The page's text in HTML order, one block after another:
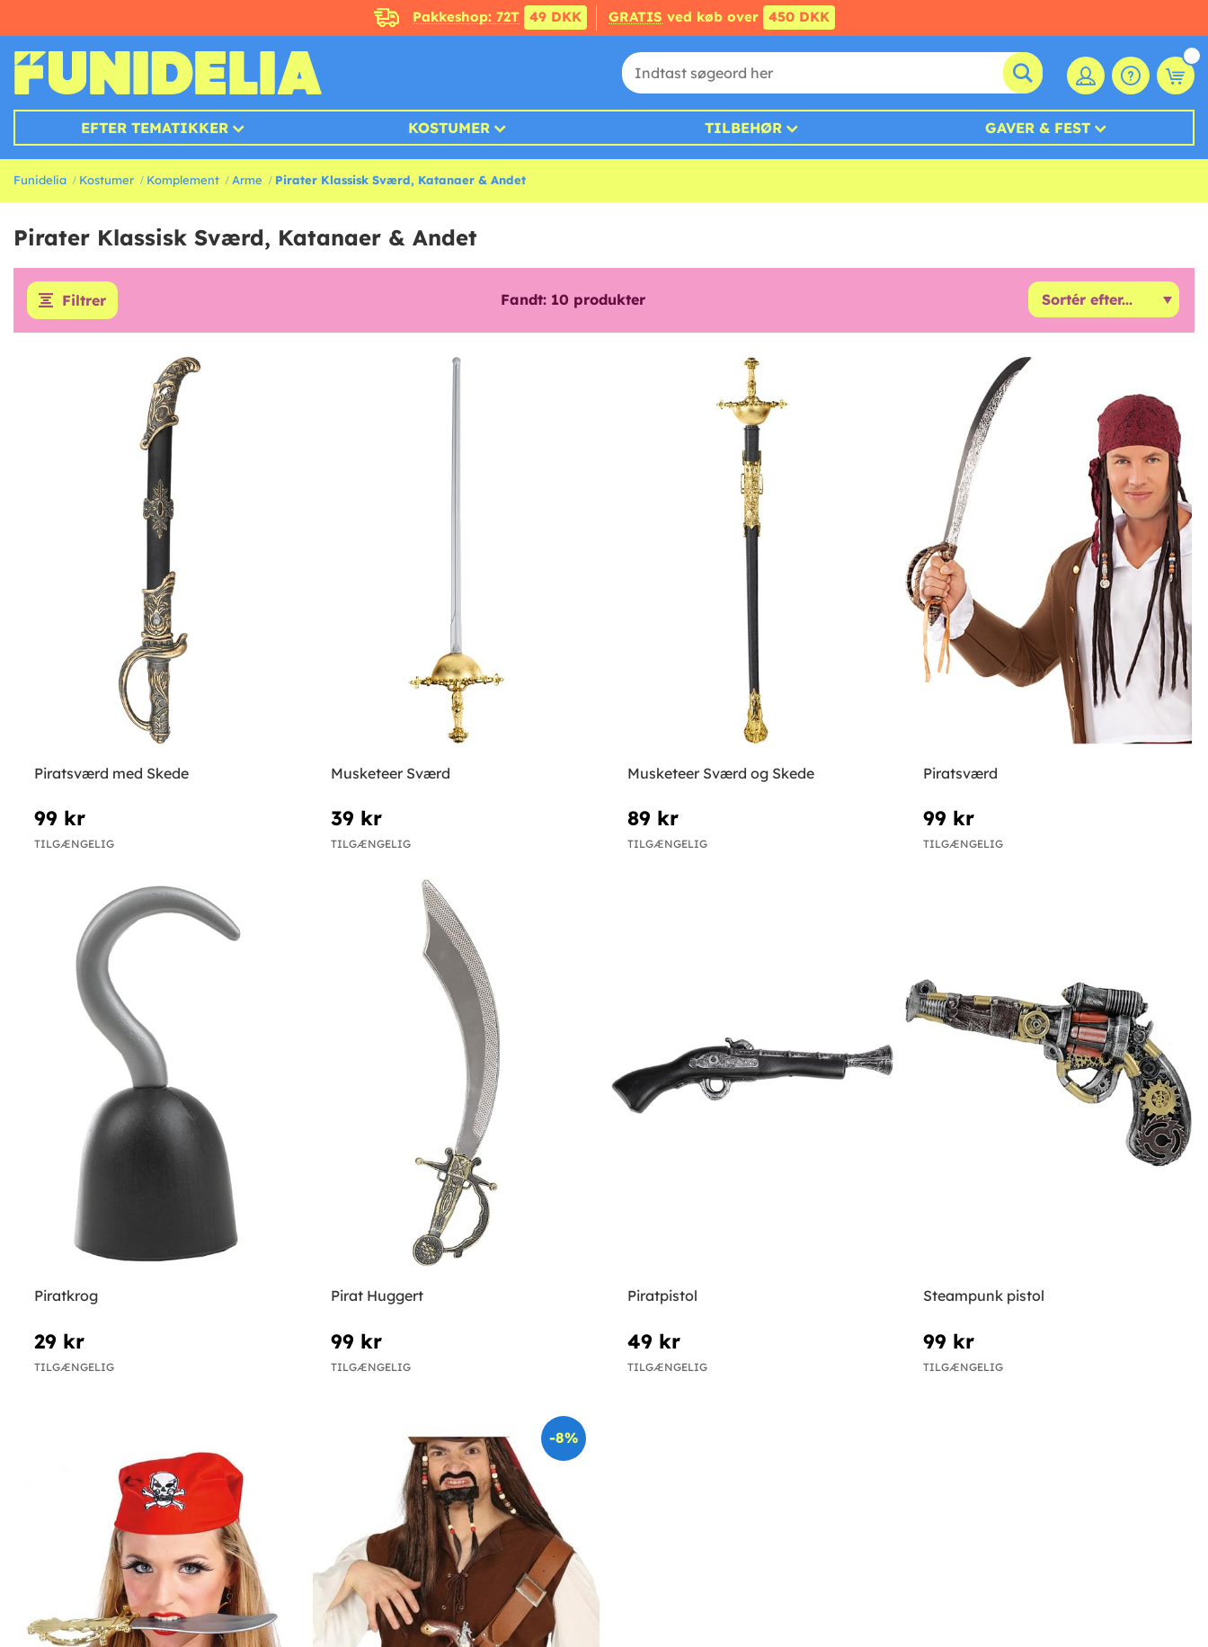
Pakkeshop: 72T 49 DKK GRATIS ved køb over 450 DKK
EFTER TEMATIKKER KOSTUMER TILBEHØR GAVER & FEST
Funidelia Kostumer Komplement Arme Pirater Klassisk Sværd, Katanaer & Andet
Pirater Klassisk Sværd, Katanaer & Andet
Filtrer Fandt: 10 produkter
Piratsværd med Skede
99 kr
TILGÆNGELIG
Musketeer Sværd
39 kr
TILGÆNGELIG
Musketeer Sværd og Skede
89 kr
TILGÆNGELIG
Piratsværd
99 kr
TILGÆNGELIG
Piratkrog
29 kr
TILGÆNGELIG
Pirat Huggert
99 kr
TILGÆNGELIG
Piratpistol
49 kr
TILGÆNGELIG
Steampunk pistol
99 kr
TILGÆNGELIG
-8%